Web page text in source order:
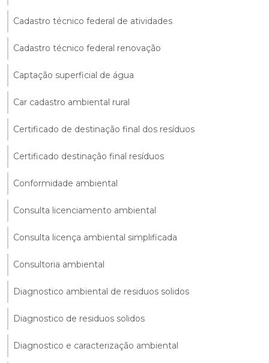
Cadastro técnico federal de atividades
Cadastro técnico federal renovação
Captação superficial de água
Car cadastro ambiental rural
Certificado de destinação final dos resíduos
Certificado destinação final resíduos
Conformidade ambiental
Consulta licenciamento ambiental
Consulta licença ambiental simplificada
Consultoria ambiental
Diagnostico ambiental de residuos solidos
Diagnostico de residuos solidos
Diagnostico e caracterização ambiental